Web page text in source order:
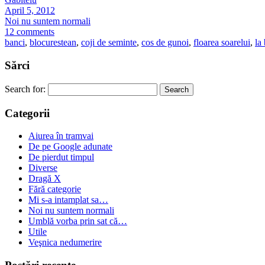
April 5, 2012
Noi nu suntem normali
12 comments
banci, blocurestean, coji de seminte, cos de gunoi, floarea soarelui, la
Sărci
Search for:
Categorii
Aiurea în tramvai
De pe Google adunate
De pierdut timpul
Diverse
Dragă X
Fără categorie
Mi s-a intamplat sa…
Noi nu suntem normali
Umblă vorba prin sat că…
Utile
Veşnica nedumerire